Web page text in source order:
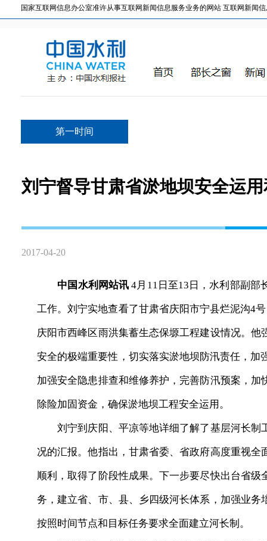
国家互联网信息办公室准许从事互联网新闻信息服务业务的网站 互联网新闻信
第一时间
刘宁督导甘肃省淤地坝安全运
2017-04-20
中国水利网站讯4月11日至13日，水利部副部
工作。刘宁实地查看了甘肃省庆阳市宁县烂泥沟4
庆阳市西峰区雨洪集蓄生态保塬工程建设情况。
安全的极端重要性，切实落实淤地坝防汛责任，
加强安全隐患排查和维修养护，完善防汛预案，
除险加固资金，确保淤地坝工程安全运用。
刘宁到庆阳、平凉等地详细了解了基层河长制
况的汇报。他指出，甘肃省委、省政府高度重视
顺利，取得了阶段性成果。下一步要尽快出台省
务，建立省、市、县、乡四级河长体系，加强业
按照时间节点和目标任务要求全面建立河长制。